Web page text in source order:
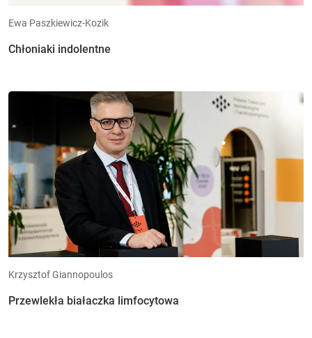
Ewa Paszkiewicz-Kozik
Chłoniaki indolentne
Krzysztof Giannopoulos
Przewlekła białaczka limfocytowa